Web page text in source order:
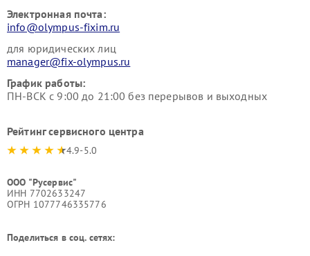
Электронная почта:
info@olympus-fixim.ru
для юридических лиц
manager@fix-olympus.ru
График работы:
ПН-ВСК с 9:00 до 21:00 без перерывов и выходных
Рейтинг сервисного центра
4.9-5.0
ООО "Русервис"
ИНН 7702633247
ОГРН 1077746335776
Поделиться в соц. сетях: